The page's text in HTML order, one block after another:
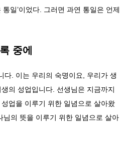
일’이었다. 그러면 과연 통일은 언제
중에
다. 이는 우리의 숙명이요, 우리가 생
의 성업입니다. 선생님은 지금까지
업을 이루기 위한 일념으로 살아왔
님의 뜻을 이루기 위한 일념으로 살아